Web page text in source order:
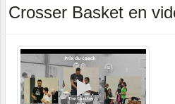
Crosser Basket en